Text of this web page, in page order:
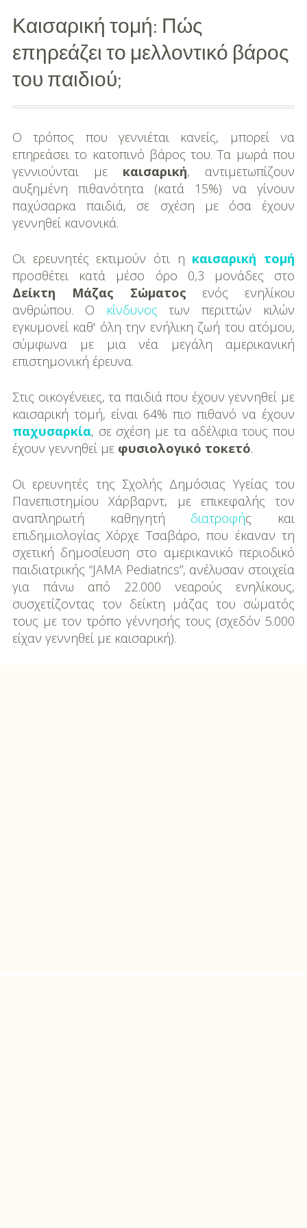
Διασκέδαση
Εκπαίδευση
Βάπτιση
Βάπτισης
Διάσημες
Βαπτίσεις
Σπίτι
Deco
DIY
Διατροφή-Συνταγές
Συνταγές
Συμβουλές
Διατροφής
Υγεία – Ψυχολογία
Καισαρική τομή: Πώς
επηρεάζει το μελλοντικό βάρος
του παιδιού;
Ο τρόπος που γεννιέται κανείς, μπορεί να
επηρεάσει το κατοπινό βάρος του. Τα μωρά που
γεννιούνται με καισαρική, αντιμετωπίζουν
αυξημένη πιθανότητα (κατά 15%) να γίνουν
παχύσαρκα παιδιά, σε σχέση με όσα έχουν
γεννηθεί κανονικά.
Οι ερευνητές εκτιμούν ότι η καισαρική τομή
προσθέτει κατά μέσο όρο 0,3 μονάδες στο
Δείκτη Μάζας Σώματος ενός ενηλίκου
ανθρώπου. Ο
κίνδυνος των περιττών κιλών
εγκυμονεί καθ' όλη την ενήλικη ζωή του ατόμου,
σύμφωνα με μια νέα μεγάλη αμερικανική
επιστημονική έρευνα.
Στις οικογένειες, τα παιδιά που έχουν γεννηθεί με
καισαρική τομή, είναι 64% πιο πιθανό να έχουν
παχυσαρκία, σε σχέση με τα αδέλφια τους που
έχουν γεννηθεί με φυσιολογικό τοκετό.
Οι ερευνητές της Σχολής Δημόσιας Υγείας του
Πανεπιστημίου Χάρβαρντ, με επικεφαλής τον
αναπληρωτή καθηγητή διατροφής και
επιδημιολογίας Χόρχε Τσαβάρο, που έκαναν τη
σχετική δημοσίευση στο αμερικανικό περιοδικό
παιδιατρικής “JAMA Pediatrics”, ανέλυσαν στοιχεία
για πάνω από 22.000 νεαρούς ενηλίκους,
συσχετίζοντας τον δείκτη μάζας του σώματός
τους με τον τρόπο γέννησής τους (σχεδόν 5.000
είχαν γεννηθεί με καισαρική).